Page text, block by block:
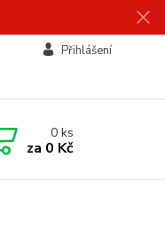
Přihlášení
0ks
za 0 Kč